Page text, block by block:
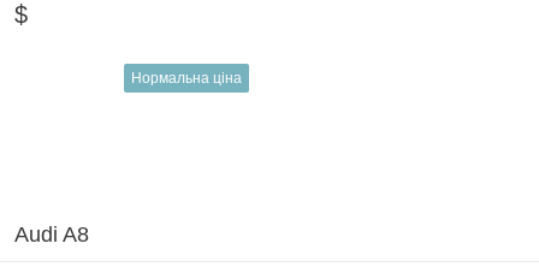
$
Нормальна ціна
Audi A8